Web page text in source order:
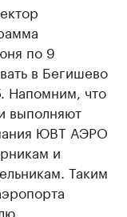
по 9
в Бегишево
Напомним, что
выполняют
ЮВТ АЭРО
и
Таким